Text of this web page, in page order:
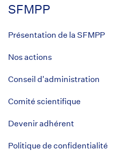
SFMPP
Présentation de la SFMPP
Nos actions
Conseil d'administration
Comité scientifique
Devenir adhérent
Politique de confidentialité